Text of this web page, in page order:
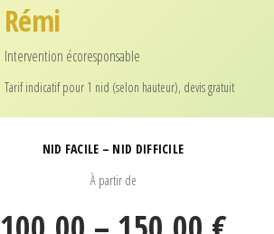
Rémi
Intervention écoresponsable
Tarif indicatif pour 1 nid (selon hauteur), devis gratuit
NID FACILE – NID DIFFICILE
À partir de